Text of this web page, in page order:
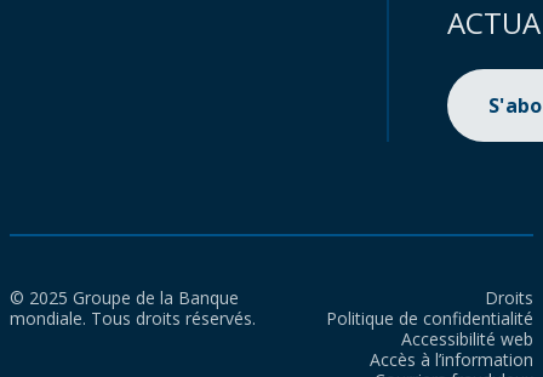
© 2025 Groupe de la Banque
mondiale. Tous droits réservés.
Droits
Politique de confidentialité
Accessibilité web
Accès à l’information